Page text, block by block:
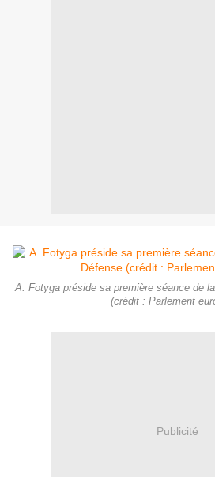
A. Fotyga préside sa première séance de
(crédit : Parlement
Publicité